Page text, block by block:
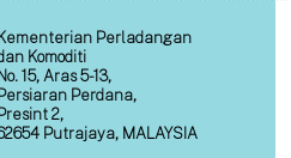
Kementerian Perladangan
Komoditi
No. 15, Aras 5-13,
Persiaran Perdana,
Presint 2,
Putrajaya, MALAYSIA